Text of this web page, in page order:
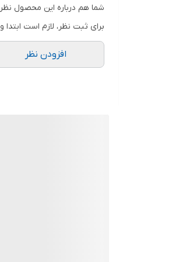
شما هم درباره این محصول
برای ثبت نظر، لازم است
افزودن نظر